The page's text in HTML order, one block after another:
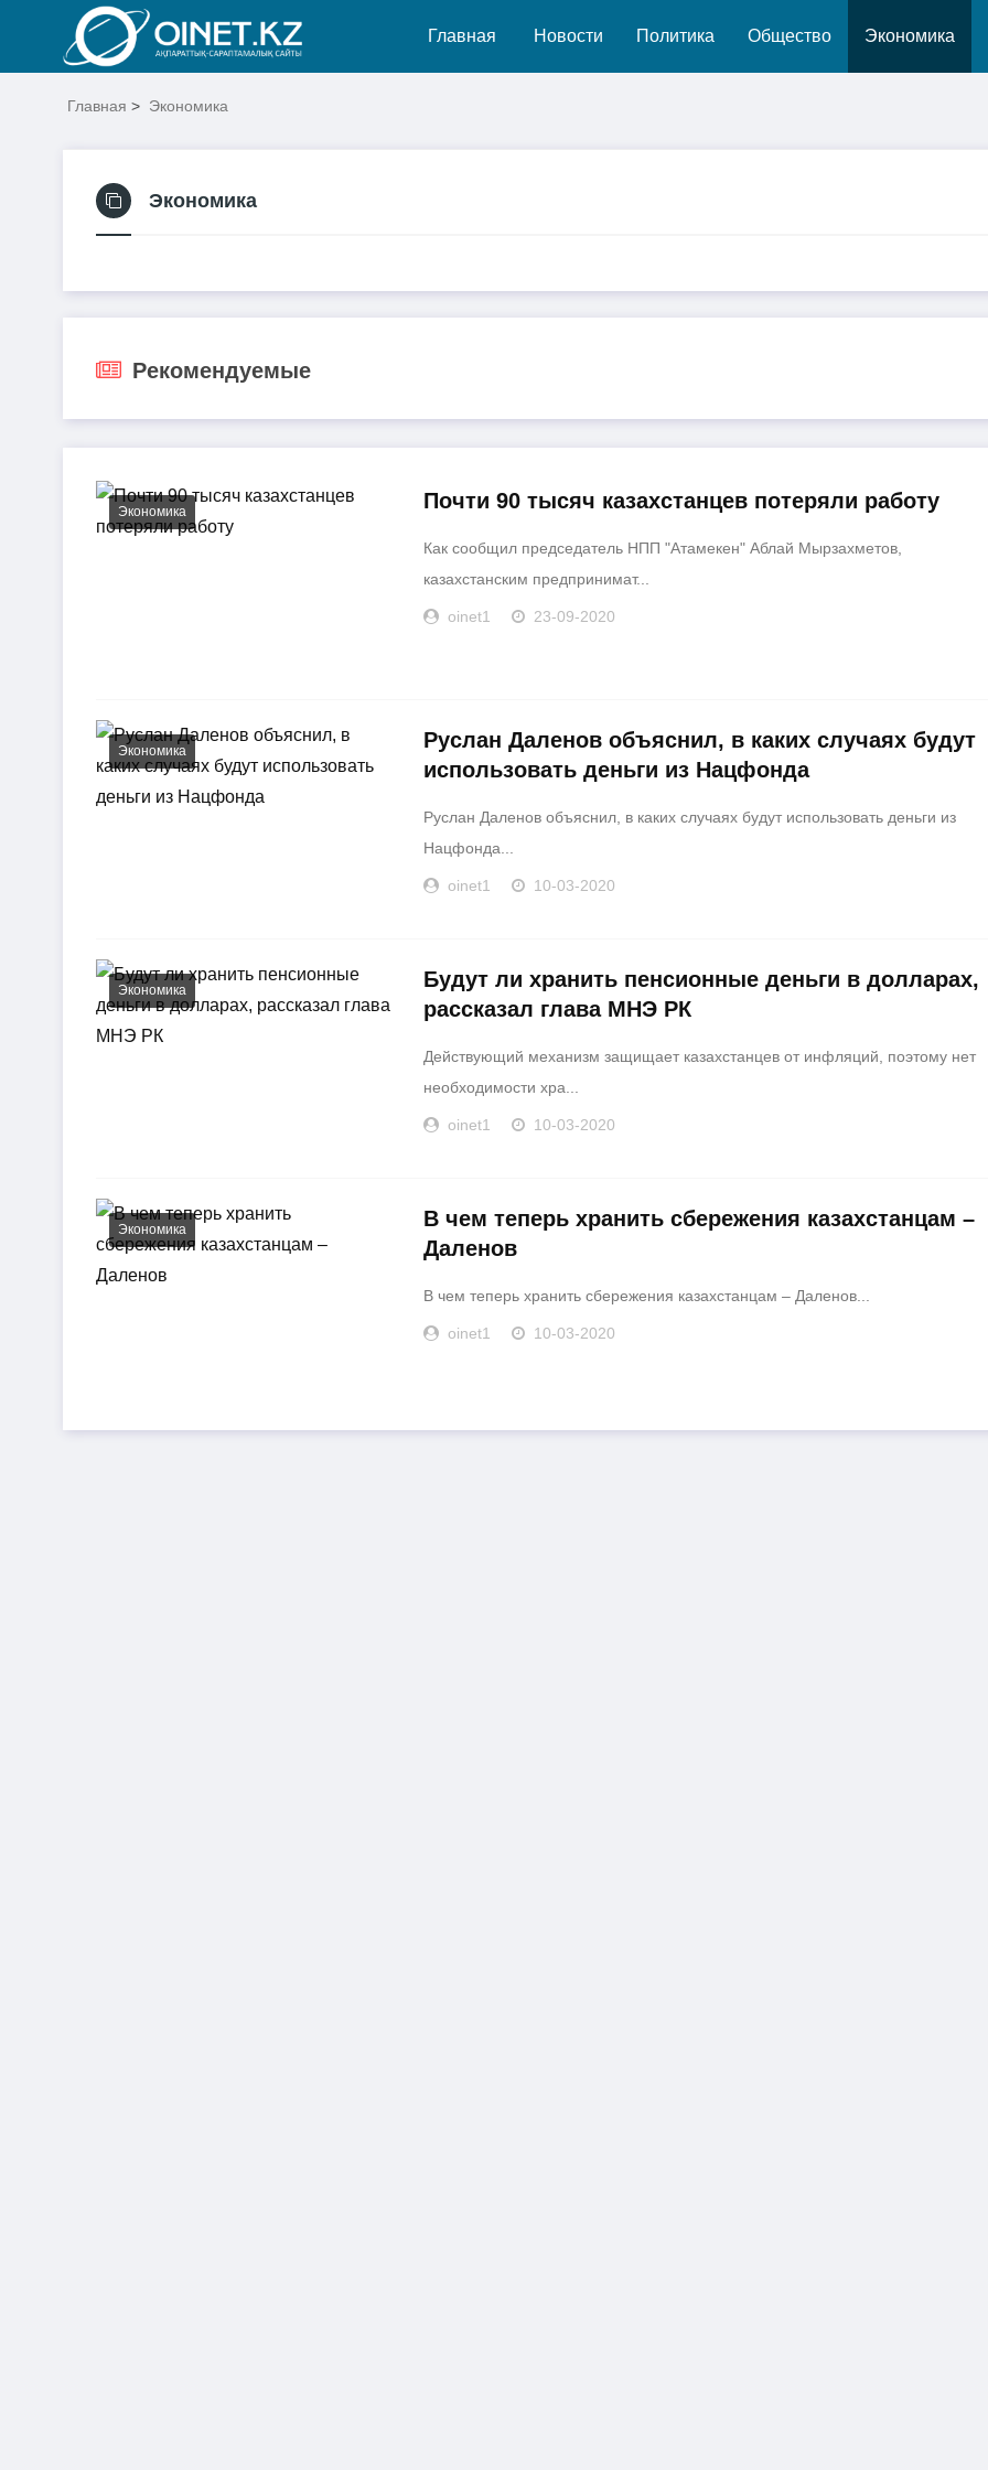
Главная Новости Политика Общество Экономика
Главная > Экономика
Экономика
Рекомендуемые
Экономика Почти 90 тысяч казахстанцев потеряли работу
Как сообщил председатель НПП "Атамекен" Аблай Мырзахметов,
казахстанским предпринимат...
oinet1 23-09-2020
Экономика
Руслан Даленов объяснил, в каких случаях будут
использовать деньги из Нацфонда
Руслан Даленов объяснил, в каких случаях будут использовать деньги из
Нацфонда...
oinet1 10-03-2020
Экономика
Будут ли хранить пенсионные деньги в долларах,
рассказал глава МНЭ РК
Действующий механизм защищает казахстанцев от инфляций, поэтому нет
необходимости хра...
oinet1 10-03-2020
Экономика
В чем теперь хранить сбережения казахстанцам –
Даленов
В чем теперь хранить сбережения казахстанцам – Даленов...
oinet1 10-03-2020